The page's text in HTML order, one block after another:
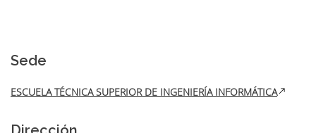
de
a
la
Sede
ESCUELA TÉCNICA SUPERIOR DE INGENIERÍA INFORMÁTICA